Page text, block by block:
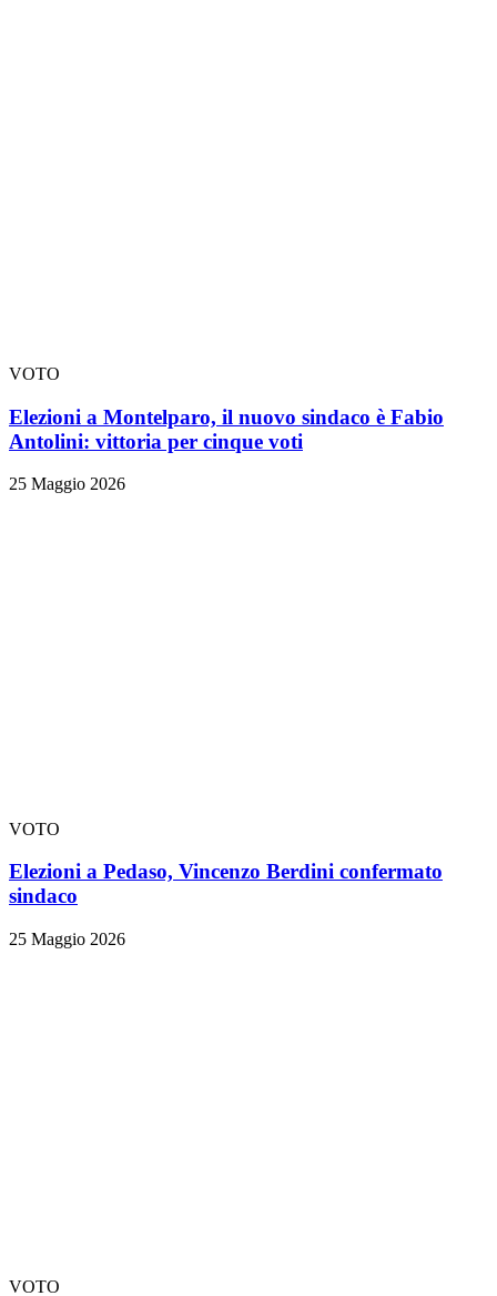
VOTO
Elezioni a Montelparo, il nuovo sindaco è Fabio
Antolini: vittoria per cinque voti
25 Maggio 2026
VOTO
Elezioni a Pedaso, Vincenzo Berdini confermato
sindaco
25 Maggio 2026
VOTO